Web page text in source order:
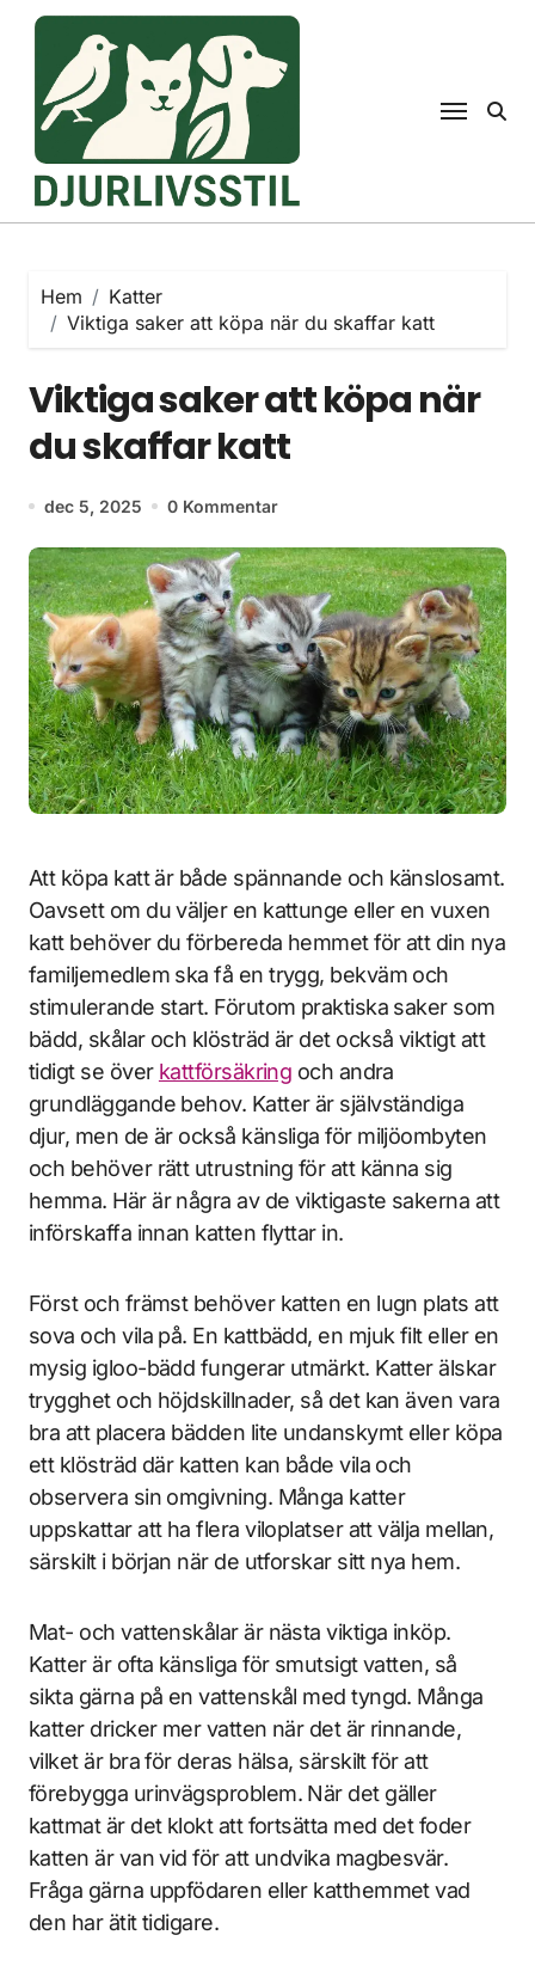
Hoppa
innehåll
Hem
Katter
Viktiga saker att köpa när du skaffar katt
Viktiga saker att köpa när
du skaffar katt
dec 5, 2025 0 Kommentar
Att köpa katt är både spännande och känslosamt.
Oavsett om du väljer en kattunge eller en vuxen
katt behöver du förbereda hemmet för att din nya
familjemedlem ska få en trygg, bekväm och
stimulerande start. Förutom praktiska saker som
bädd, skålar och klösträd är det också viktigt att
tidigt se över kattförsäkring och andra
grundläggande behov. Katter är självständiga
djur, men de är också känsliga för miljöombyten
och behöver rätt utrustning för att känna sig
hemma. Här är några av de viktigaste sakerna att
införskaffa innan katten flyttar in.
Först och främst behöver katten en lugn plats att
sova och vila på. En kattbädd, en mjuk filt eller en
mysig igloo-bädd fungerar utmärkt. Katter älskar
trygghet och höjdskillnader, så det kan även vara
bra att placera bädden lite undanskymt eller köpa
ett klösträd där katten kan både vila och
observera sin omgivning. Många katter
uppskattar att ha flera viloplatser att välja mellan,
särskilt i början när de utforskar sitt nya hem.
Mat- och vattenskålar är nästa viktiga inköp.
Katter är ofta känsliga för smutsigt vatten, så
sikta gärna på en vattenskål med tyngd. Många
katter dricker mer vatten när det är rinnande,
vilket är bra för deras hälsa, särskilt för att
förebygga urinvägsproblem. När det gäller
kattmat är det klokt att fortsätta med det foder
katten är van vid för att undvika magbesvär.
Fråga gärna uppfödaren eller katthemmet vad
den har ätit tidigare.